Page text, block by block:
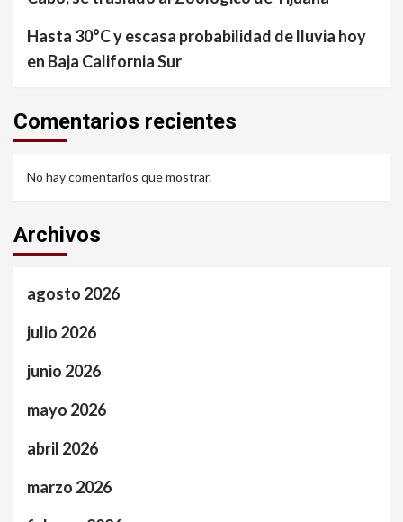
Hasta 30°C y escasa probabilidad de lluvia hoy
en Baja California Sur
Comentarios recientes
No hay comentarios que mostrar.
Archivos
agosto 2026
julio 2026
junio 2026
mayo 2026
abril 2026
marzo 2026